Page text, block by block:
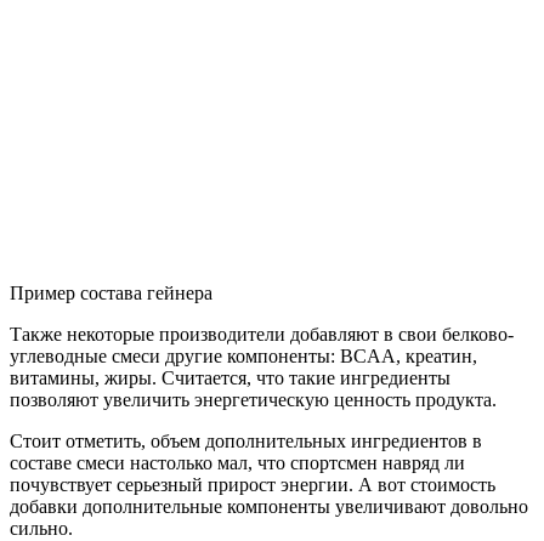
Пример состава гейнера
Также некоторые производители добавляют в свои белково-
углеводные смеси другие компоненты: BCAA, креатин,
витамины, жиры. Считается, что такие ингредиенты
позволяют увеличить энергетическую ценность продукта.
Стоит отметить, объем дополнительных ингредиентов в
составе смеси настолько мал, что спортсмен навряд ли
почувствует серьезный прирост энергии. А вот стоимость
добавки дополнительные компоненты увеличивают довольно
сильно.